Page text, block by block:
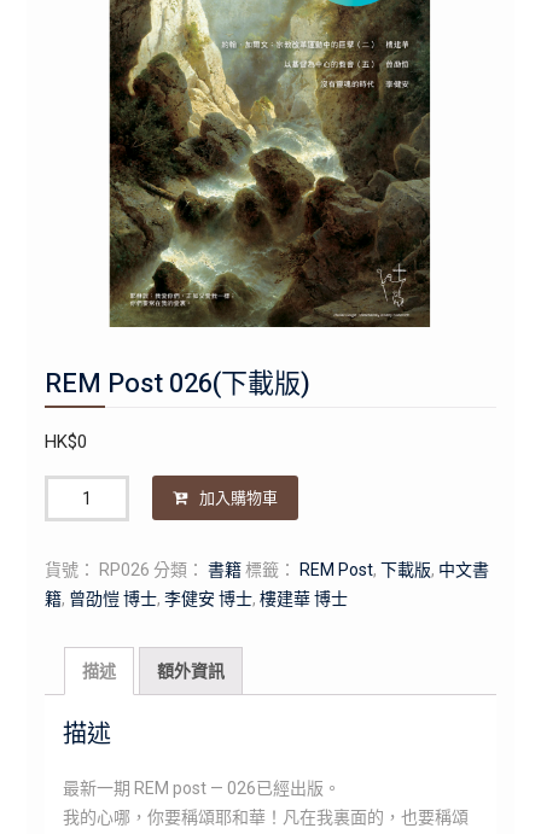
REM Post 026(下載版)
HK$0
量
加入購物車
貨號： RP026 分類： 書籍 標籤： REM Post, 下載版, 中文書
籍, 曾劭愷 博士, 李健安 博士, 樓建華 博士
描述 額外資訊
描述
最新一期 REM post — 026已經出版。
我的心哪，你要稱頌耶和華！凡在我裏面的，也要稱頌